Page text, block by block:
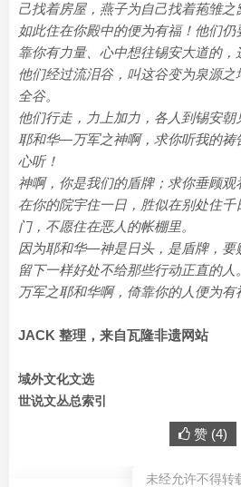
己找着房屋，燕子为自己找着菢雏之
如此住在你殿中的便为有福！他们仍
靠你有力量、心中想往锡安大道的，
他们经过流泪谷，叫这谷变为泉源
全谷。
他们行走，力上加力，各人到锡安朝
耶和华―万军之神啊，求你听我的祷
心听！
神啊，你是我们的盾牌；求你垂顾观
在你的院宇住一日，胜似在别处住
门，不愿住在恶人的帐棚里。
因为耶和华―神是日头，是盾牌，要
留下一样好处不给那些行动正直的人。
万军之耶和华啊，倚靠你的人便为有
JACK 整理，来自瓦隆非遗网站
域外文化文选
世说文丛总索引
赞 (4)
未经允许不得转